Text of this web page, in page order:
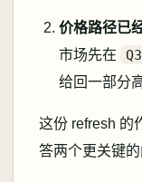
价格路径已
市场先在
Q3
给回一部分
这份 refresh 的
答两个更关键的